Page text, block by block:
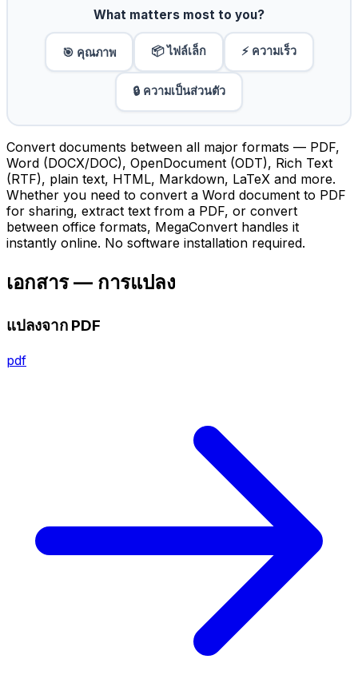
What matters most to you?
🎯 คุณภาพ 📦 ไฟล์เล็ก ⚡ ความเร็ว
🔒 ความเป็นส่วนตัว
Convert documents between all major formats — PDF,
Word (DOCX/DOC), OpenDocument (ODT), Rich Text
(RTF), plain text, HTML, Markdown, LaTeX and more.
Whether you need to convert a Word document to PDF
for sharing, extract text from a PDF, or convert
between office formats, MegaConvert handles it
instantly online. No software installation required.
เอกสาร — การแปลง
แปลงจาก PDF
pdf